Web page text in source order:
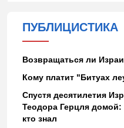
ПУБЛИЦИСТИКА
Возвращаться ли
Кому платит "Битуах
Спустя десятилетия
Теодора Герцля
кто знал